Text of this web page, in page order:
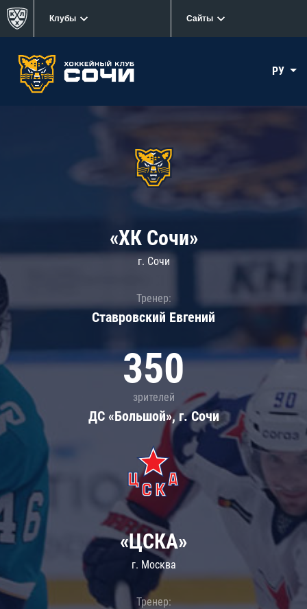
Клубы Сайты
РУ
«ХК Сочи»
г. Сочи
Тренер:
Ставровский Евгений
350
зрителей
ДС «Большой», г. Сочи
«ЦСКА»
г. Москва
Тренер: